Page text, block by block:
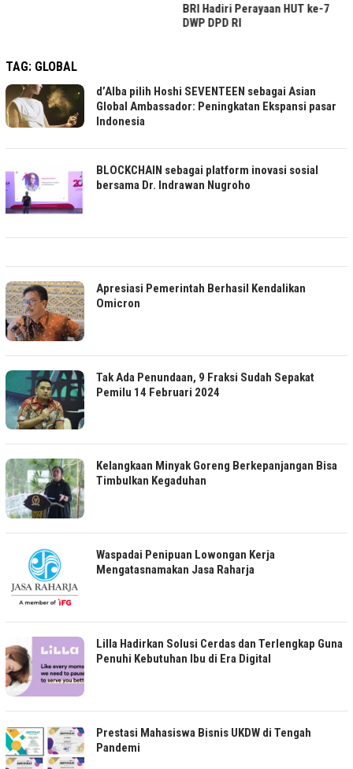
BRI Hadiri Perayaan HUT ke-7
BRI Hadiri
TAG: GLOBAL
d’Alba pilih Hoshi SEVENTEEN sebagai Asian
Global Ambassador: Peningkatan Ekspansi pasar
Indonesia
BLOCKCHAIN sebagai platform inovasi sosial
bersama Dr. Indrawan Nugroho
Apresiasi Pemerintah Berhasil Kendalikan
Omicron
Tak Ada Penundaan, 9 Fraksi Sudah Sepakat
Pemilu 14 Februari 2024
Kelangkaan Minyak Goreng Berkepanjangan Bisa
Timbulkan Kegaduhan
Waspadai Penipuan Lowongan Kerja
Mengatasnamakan Jasa Raharja
Lilla Hadirkan Solusi Cerdas dan Terlengkap Guna
Penuhi Kebutuhan Ibu di Era Digital
Prestasi Mahasiswa Bisnis UKDW di Tengah
Pandemi